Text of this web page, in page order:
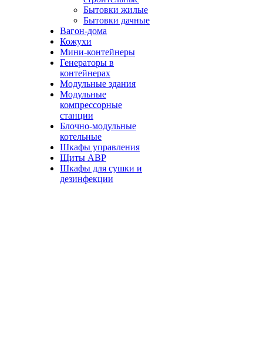
Бытовки жилые
Бытовки дачные
Вагон-дома
Кожухи
Мини-контейнеры
Генераторы в
контейнерах
Модульные здания
Модульные
компрессорные
станции
Блочно-модульные
котельные
Шкафы управления
Щиты АВР
Шкафы для сушки и
дезинфекции